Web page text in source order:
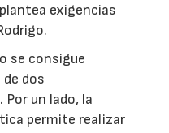
exigencias
se consigue
dos
un lado, la
permite realizar